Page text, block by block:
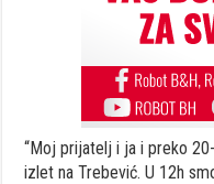
“Moj prijatelj i ja i preko
izlet na Trebević. U 12h